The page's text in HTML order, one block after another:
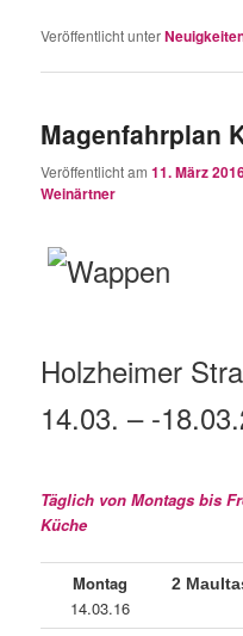
Veröffentlicht unter
Magenfahrplan
Veröffentlicht am11. März
Weinärtner
Holzheimer
14.03. – -
Täglich von Montags bis
Küche
Montag
14.03.16
2